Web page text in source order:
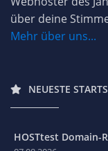
über deine
Mehr über uns...
NEUESTE
HOSTtest Domain-